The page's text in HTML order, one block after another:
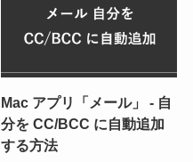
Mac アプリ「メール」 - 自
分を CC/BCC に自動追加
する方法